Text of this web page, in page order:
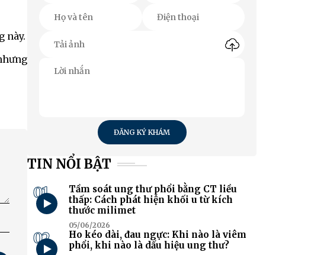
này.
ĐĂNG KÝ KHÁM
TIN NỔI BẬT
01
Tầm soát ung thư phổi bằng CT liều
thấp: Cách phát hiện khối u từ kích
thước milimet
05/06/2026
02
Ho kéo dài, đau ngực: Khi nào là viêm
phổi, khi nào là dấu hiệu ung thư?